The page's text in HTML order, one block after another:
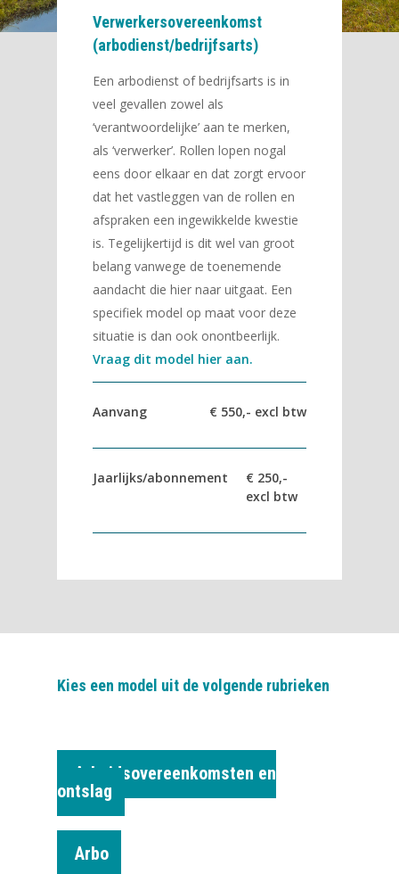
Verwerkersovereenkomst
(arbodienst/bedrijfsarts)
Een arbodienst of bedrijfsarts is in
veel gevallen zowel als
‘verantwoordelijke’ aan te merken,
als ‘verwerker’. Rollen lopen nogal
eens door elkaar en dat zorgt ervoor
dat het vastleggen van de rollen en
afspraken een ingewikkelde kwestie
is. Tegelijkertijd is dit wel van groot
belang vanwege de toenemende
aandacht die hier naar uitgaat. Een
specifiek model op maat voor deze
situatie is dan ook onontbeerlijk.
Vraag dit model hier aan.
Aanvang € 550,- excl btw
Jaarlijks/abonnement
€ 250,-
excl btw
Kies een model uit de volgende rubrieken
Arbeidsovereenkomsten en
ontslag
Arbo